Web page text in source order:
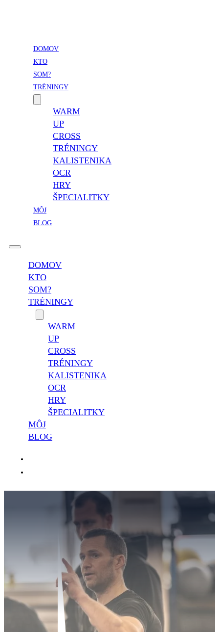
DOMOV
KTO
SOM?
TRÉNINGY
WARM
UP
CROSS
TRÉNINGY
KALISTENIKA
OCR
HRY
ŠPECIALITKY
MÔJ
BLOG
DOMOV
KTO
SOM?
TRÉNINGY
WARM
UP
CROSS
TRÉNINGY
KALISTENIKA
OCR
HRY
ŠPECIALITKY
MÔJ
BLOG